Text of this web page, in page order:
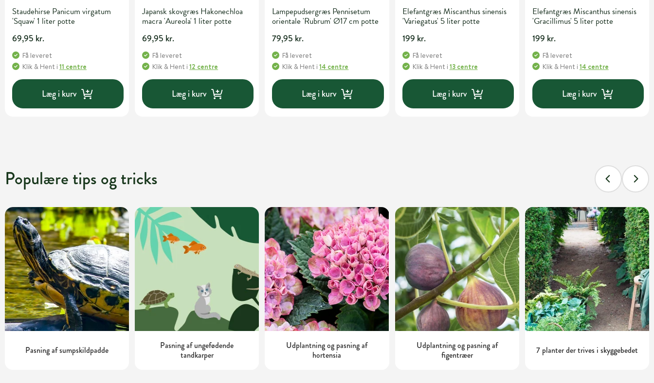
Staudehirse Panicum virgatum
'Squaw' 1 liter potte
69,95 kr.
Få leveret
Klik & Hent i 11 centre
Læg i kurv
Japansk skovgræs Hakonechloa
macra 'Aureola' 1 liter potte
69,95 kr.
Få leveret
Klik & Hent i12 centre
Læg i kurv
Lampepudsergræs Pennisetum
orientale 'Rubrum' Ø17 cm potte
79,95 kr.
Få leveret
Klik & Hent i14 centre
Læg i kurv
Elefantgræs Miscanthus sinensis
'Variegatus' 5 liter potte
199 kr.
Få leveret
Klik & Hent i 13 centre
Læg i kurv
Elefantgræs Miscanthus sinensis
'Gracillimus' 5 liter potte
199 kr.
Få leveret
Klik & Hent i 14 centre
Læg i kurv
Populære tips og tricks
Pasning af sumpskildpadde
Pasning af ungefødende
tandkarper
Udplantning og pasning af
hortensia
Udplantning og pasning af
figentræer
7 planter der trives i skyggebedet